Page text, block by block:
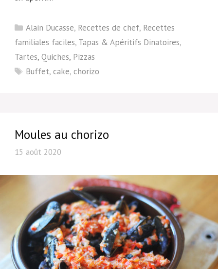
Catégories
Alain Ducasse, Recettes de chef, Recettes
familiales faciles, Tapas & Apéritifs Dinatoires,
Tartes, Quiches, Pizzas
Étiquettes
Buffet,cake,chorizo
Moules au chorizo
15 août 2020